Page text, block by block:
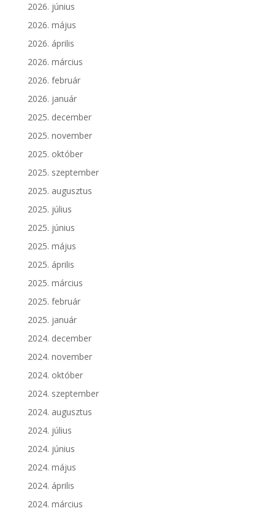
2026. június
2026. május
2026. április
2026. március
2026. február
2026. január
2025. december
2025. november
2025. október
2025. szeptember
2025. augusztus
2025. július
2025. június
2025. május
2025. április
2025. március
2025. február
2025. január
2024. december
2024. november
2024. október
2024. szeptember
2024. augusztus
2024. július
2024. június
2024. május
2024. április
2024. március